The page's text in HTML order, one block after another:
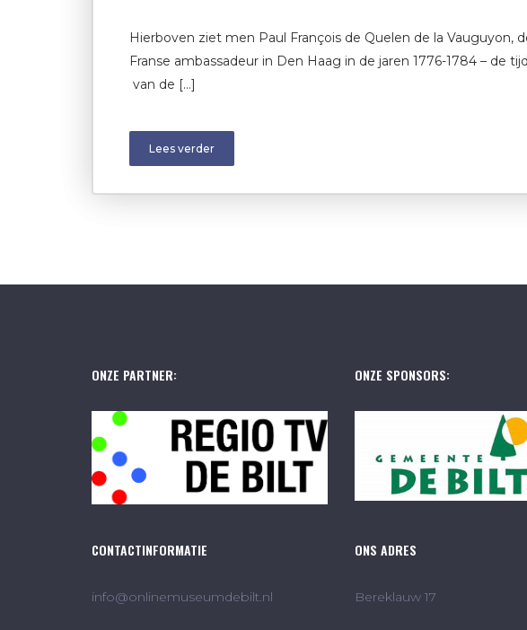
Hierboven ziet men Paul François de Quelen de la Vauguyon,
Franse ambassadeur in Den Haag in de jaren 1776-1784 – de tijd
van de […]
Lees verder
ONZE PARTNER: ONZE SPONSORS:
CONTACTINFORMATIE
info@onlinemuseumdebilt.nl
ONS ADRES
Bereklauw 17